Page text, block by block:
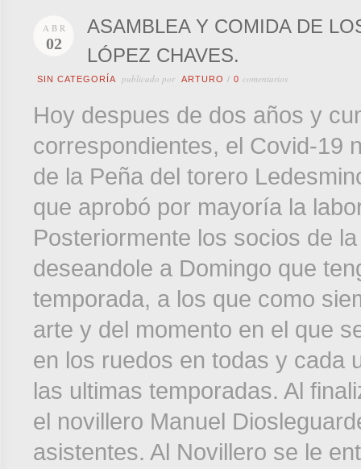
ABR
02
ASAMBLEA Y COMIDA DE
LÓPEZ CHAVES.
SIN CATEGORÍA publicado por ARTURO / 0 comentarios
Hoy despues de dos años y
correspondientes, el Covid-19
de la Peña del torero
que aprobó por mayoría la
Posteriormente los socios de
deseandole a Domingo que
temporada, a los que como
arte y del momento en el que
en los ruedos en todas y cada
las ultimas temporadas. Al
el novillero Manuel
asistentes. Al Novillero se le